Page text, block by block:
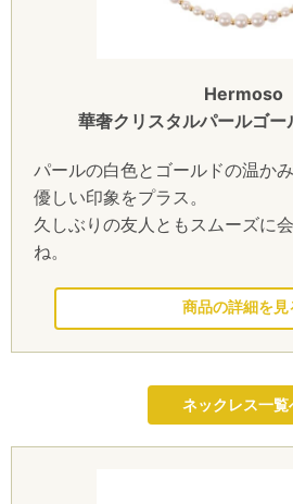
Hermoso
華奢クリスタルパールゴー
パールの白色とゴールドの温か
優しい印象をプラス。
久しぶりの友人ともスムーズに
ね。
このドレスを見
ネックレス一覧